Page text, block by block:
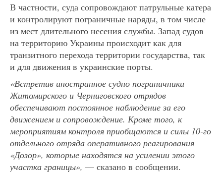
В частности, суда сопровождают патрульные катера
и контролируют пограничные наряды, в том числе
из мест длительного несения службы. Запад судов
на территорию Украины происходит как для
транзитного перехода территории государства, так
и для движения в украинские порты.
«Встретив иностранное судно пограничники
Житомирского и Черниговского отрядов
обеспечивают постоянное наблюдение за его
движением и сопровождение. Кроме того, к
мероприятиям контроля приобщаются и силы 10-го
отдельного отряда оперативного реагирования
«Дозор», которые находятся на усилении этого
участка границы», — сказано в сообщении.